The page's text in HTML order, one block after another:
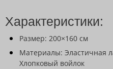
Характеристики:
Размер: 200×160 см
Материалы: Эластичная
Хлопковый войлок